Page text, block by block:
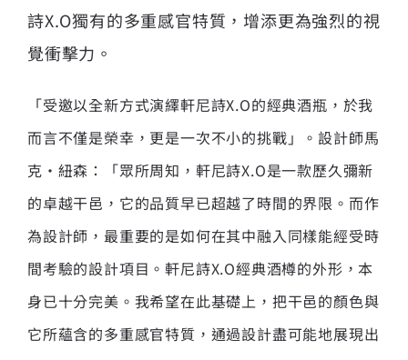
詩X.O獨有的多重感官特質，增添更為強烈的視
覺衝擊力。
「受邀以全新方式演繹軒尼詩X.O的經典酒瓶，於我
而言不僅是榮幸，更是一次不小的挑戰」。設計師馬
克·紐森：「眾所周知，軒尼詩X.O是一款歷久彌新
的卓越干邑，它的品質早已超越了時間的界限。而作
為設計師，最重要的是如何在其中融入同樣能經受時
間考驗的設計項目。軒尼詩X.O經典酒樽的外形，本
身已十分完美。我希望在此基礎上，把干邑的顏色與
它所蘊含的多重感官特質，通過設計盡可能地展現出